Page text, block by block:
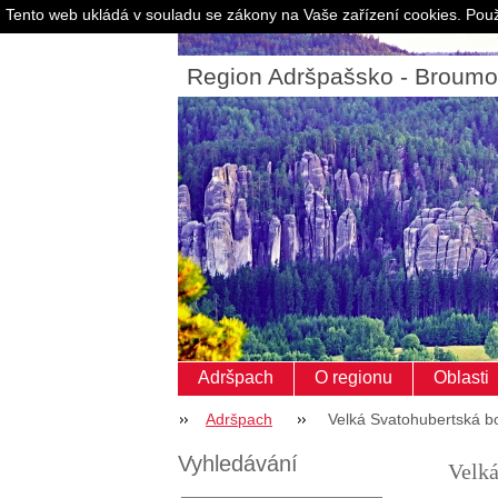
Region Adršpašsko -
Adršpach O regionu Oblasti
Adršpach Velká Svatohubertská
Vyhledávání
Tento web ukládá v souladu se zákony na Vaše zařízení cookies.